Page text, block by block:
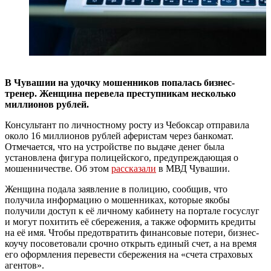
В Чувашии на удочку мошенников попалась бизнес-
тренер. Женщина перевела преступникам несколько
миллионов рублей.
Консультант по личностному росту из Чебоксар отправила
около 16 миллионов рублей аферистам через банкомат.
Отмечается, что на устройстве по выдаче денег была
установлена фигура полицейского, предупреждающая о
мошенничестве. Об этом рассказали в МВД Чувашии.
Женщина подала заявление в полицию, сообщив, что
получила информацию о мошенниках, которые якобы
получили доступ к её личному кабинету на портале госуслуг
и могут похитить её сбережения, а также оформить кредиты
на её имя. Чтобы предотвратить финансовые потери, бизнес-
коучу посоветовали срочно открыть единый счет, а на время
его оформления перевести сбережения на «счета страховых
агентов».